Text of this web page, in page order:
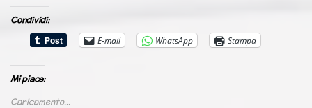
Condividi:
E-mail
WhatsApp Stampa
Mi piace:
Caricamento...